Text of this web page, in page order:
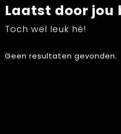
Laatst door jou
Toch wel leuk hé!
Geen resultaten gevonden.